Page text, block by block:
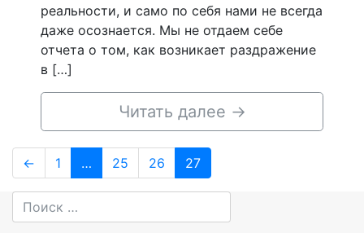
реальности, и само по себя нами не всегда
даже осознается. Мы не отдаем себе
отчета о том, как возникает раздражение
в […]
Читать далее →
Навигация
по
записям
← Page
1 … Page
25 Page
26 Page
27